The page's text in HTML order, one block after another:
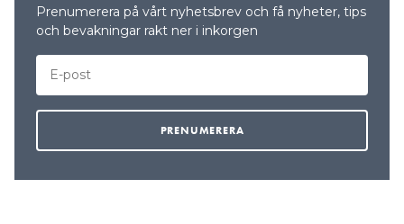
Prenumerera på vårt nyhetsbrev och få nyheter, tips
och bevakningar rakt ner i inkorgen